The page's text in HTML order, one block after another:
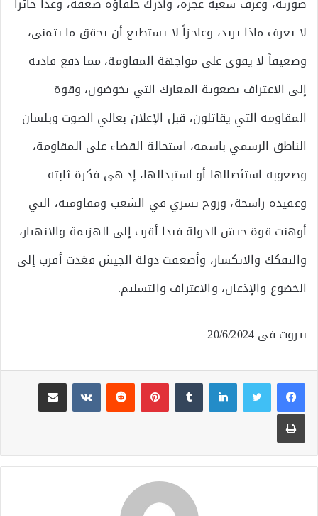
لا يعرف ماذا يريد، وعاجزاً لا يستطيع أن يحقق ما يتمنى،
وضعيفاً لا يقوى على مواجهة المقاومة، مما دفع قادته
إلى الاعتراف بصعوبة المعارك التي يخوضون، وقوة
المقاومة التي يقاتلون، قبل الإعلان بعالي الصوت وبلسان
الناطق الرسمي باسمه، استحالة القضاء على المقاومة،
وصعوبة استئصالها أو استبدالها، إذ هي فكرة ثابتة
وعقيدة راسخة، وروح تسري في الشعب ومقاومته، التي
أوهنت قوة جيش الدولة فبدا أقرب إلى الهزيمة والانهيار،
والتفكك والانكسار، وأضعفت دولة الجيش فغدت أقرب إلى
الخضوع والإذعان، والاعتراف والتسليم.
بيروت في 20/6/2024
لينكدإن بينتيريست
مشاركة عبر البريد
طباعة